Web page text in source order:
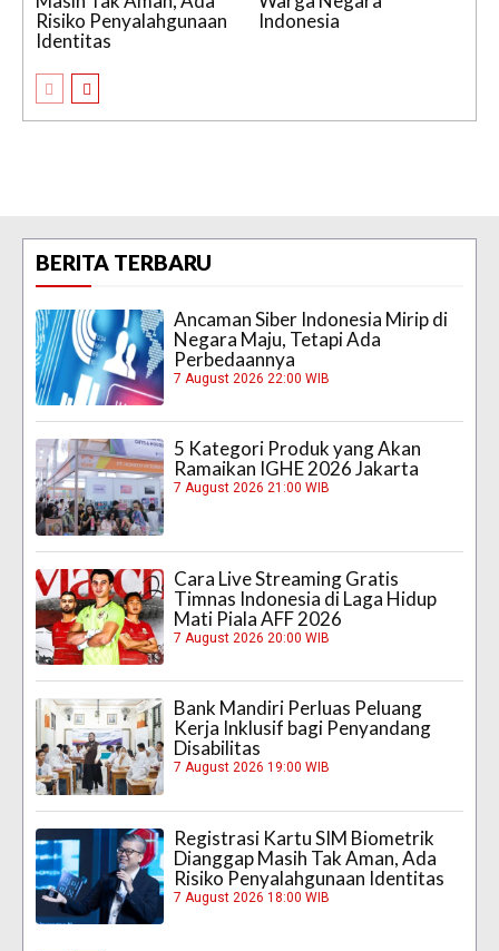
Risiko Penyalahgunaan
Identitas
Indonesia
BERITA TERBARU
Ancaman Siber Indonesia Mirip di
Negara Maju, Tetapi Ada
Perbedaannya
7 August 2026 22:00 WIB
5 Kategori Produk yang Akan
Ramaikan IGHE 2026 Jakarta
7 August 2026 21:00 WIB
Cara Live Streaming Gratis
Timnas Indonesia di Laga Hidup
Mati Piala AFF 2026
7 August 2026 20:00 WIB
Bank Mandiri Perluas Peluang
Kerja Inklusif bagi Penyandang
Disabilitas
7 August 2026 19:00 WIB
Registrasi Kartu SIM Biometrik
Dianggap Masih Tak Aman, Ada
Risiko Penyalahgunaan Identitas
7 August 2026 18:00 WIB